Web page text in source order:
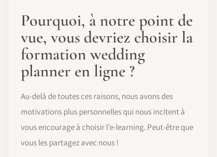
Pourquoi, à notre point de
vue, vous devriez choisir la
formation wedding
planner en ligne ?
Au-delà de toutes ces raisons, nous avons des
motivations plus personnelles qui nous incitent à
vous encourage à choisir l’e-learning. Peut-être que
vous les partagez avec nous !